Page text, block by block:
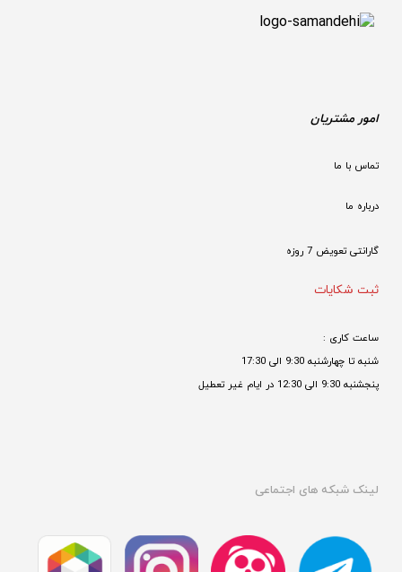
امور مشتریان
تماس با ما
درباره ما
گارانتی تعویض 7 روزه
ثبت شکایات
ساعت کاری :
شنبه تا چهارشنبه 9:30 الی 17:30
پنجشنبه 9:30 الی 12:30 در ایام غیر تعطیل
لینک شبکه های اجتماعی